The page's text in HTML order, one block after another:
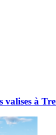
valises à